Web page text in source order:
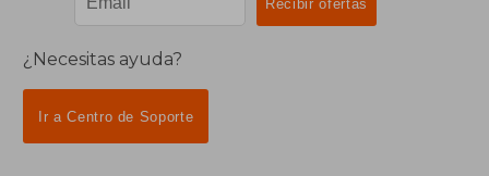
¿Necesitas ayuda?
Ir a Centro de Soporte